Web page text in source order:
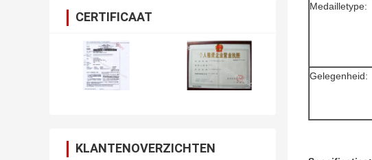
CERTIFICAAT
KLANTENOVERZICHTEN
Medailletype:
Gelegenheid: